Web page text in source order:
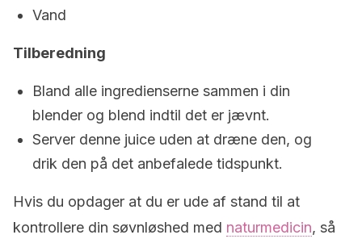
Vand
Tilberedning
Bland alle ingredienserne sammen i din
blender og blend indtil det er jævnt.
Server denne juice uden at dræne den, og
drik den på det anbefalede tidspunkt.
Hvis du opdager at du er ude af stand til at
kontrollere din søvnløshed med naturmedicin, så